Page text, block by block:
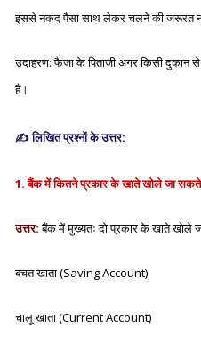
इससे नकद पैसा साथ लेकर चलने की जरूरत
उदाहरण: फैजा के पिताजी अगर किसी दुकान
हैं।
✍️लिखित प्रश्नों के उत्तर:
1. बैंक में कितने प्रकार के खाते खोले जा
उत्तर:बैंक में मुख्यतः दो प्रकार के खाते खोले
बचत खाता (Saving Account)
चालू खाता (Current Account)